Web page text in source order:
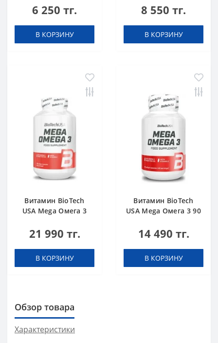
6 250 тг.
В КОРЗИНУ
8 550 тг.
В КОРЗИНУ
Витамин BioTech
USA Mega Омега 3
21 990 тг.
В КОРЗИНУ
Витамин BioTech
USA Mega Омега 3 90
14 490 тг.
В КОРЗИНУ
Обзор товара
Характеристики